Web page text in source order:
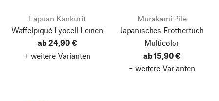
Lapuan Kankurit
Waffelpiqué Lyocell Leinen
ab 24,90 €
+ weitere Varianten
Murakami Pile
Japanisches Frottiertuch
Multicolor
ab 15,90 €
+ weitere Varianten